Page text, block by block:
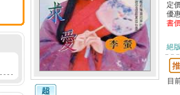
定
優
書
絕
目